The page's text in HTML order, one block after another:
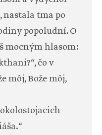
nastala tma po
popoludní. O
mocným hlasom:
čo v
môj, Bože môj,